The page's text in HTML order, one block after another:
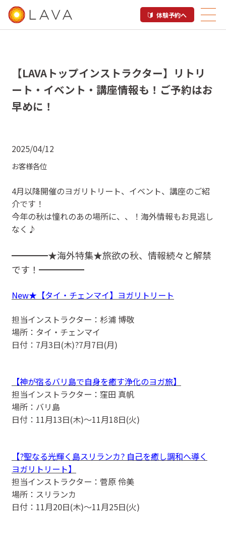
体験予約へ
【LAVAトップインストラクター】リトリ
ート・イベント・講座情報も！ご予約はお
早めに！
2025/04/12
お客様各位
4月以降開催のヨガリトリート、イベント、講座のご紹
介です！
今年の秋は憧れのあの場所に、、！海外情報もお見逃し
なく♪
━━━━★海外特集★旅欲の秋、情報続々と解禁
です！━━━━━
New★【タイ・チェンマイ】ヨガリトリート
担当インストラクター：杉浦 博敬
場所：タイ・チェンマイ
日付：7月3日(木)?7月7日(月)
【神が宿るバリ島で自身を癒す浄化のヨガ旅】
担当インストラクター：窪田 真帆
場所：バリ島
日付：11月13日(木)〜11月18日(火)
【?聖なる光輝く島スリランカ? 自己を癒し調和へ導く
ヨガリトリート】
担当インストラクター：菅原 伶美
場所：スリランカ
日付：11月20日(木)〜11月25日(火)